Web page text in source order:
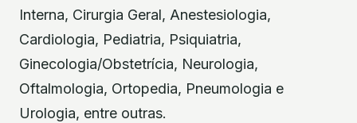
Interna, Cirurgia Geral, Anestesiologia,
Cardiologia, Pediatria, Psiquiatria,
Ginecologia/Obstetrícia, Neurologia,
Oftalmologia, Ortopedia, Pneumologia e
Urologia, entre outras.